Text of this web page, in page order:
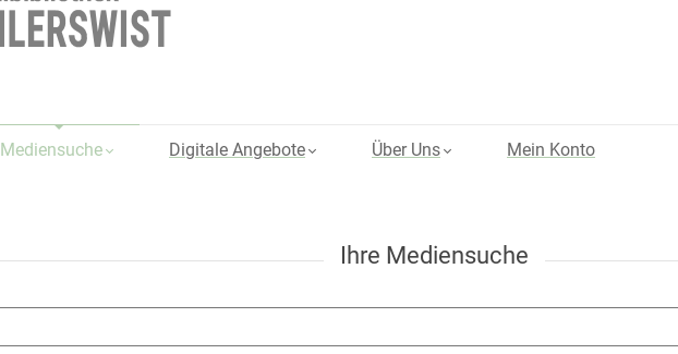
Mediensuche Digitale Angebote Über Uns Mein Konto
Ihre Mediensuche